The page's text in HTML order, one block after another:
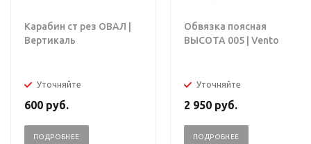
Карабин ст рез ОВАЛ |
Вертикаль
Уточняйте
600 руб.
ПОДРОБНЕЕ
Обвязка поясная
ВЫСОТА 005 | Vento
Уточняйте
2 950 руб.
ПОДРОБНЕЕ